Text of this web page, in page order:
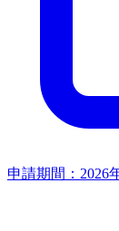
申請期間： 2026